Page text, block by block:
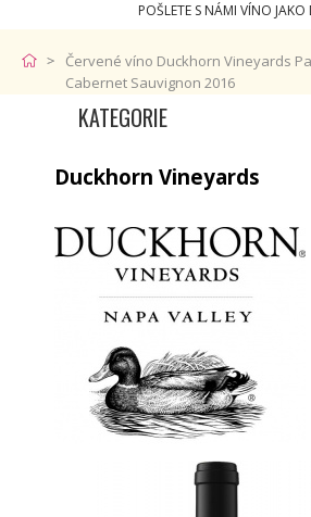
POŠLETE S NÁMI VÍNO JAKO
Červené víno Duckhorn Vineyards
Cabernet Sauvignon 2016
KATEGORIE
Duckhorn Vineyards